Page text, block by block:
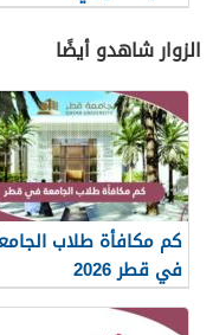
الزوار شاهدو أيضًا
كم مكافأة طلاب
في قطر 2026